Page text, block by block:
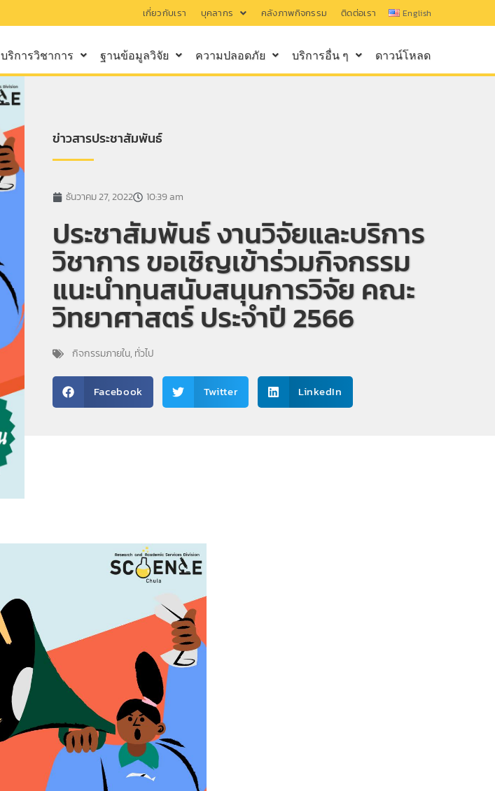
เกี่ยวกับเรา บุคลากร คลังภาพกิจกรรม ติดต่อเรา English
บริการวิชาการ ฐานข้อมูลวิจัย ความปลอดภัย บริการอื่น ๆ ดาวน์โหลด
ข่าวสารประชาสัมพันธ์
ธันวาคม 27, 2022 10:39 am
ประชาสัมพันธ์ งานวิจัยและบริการ
วิชาการ ขอเชิญเข้าร่วมกิจกรรม
แนะนำทุนสนับสนุนการวิจัย คณะ
วิทยาศาสตร์ ประจำปี 2566
กิจกรรมภายใน, ทั่วไป
Facebook Twitter LinkedIn